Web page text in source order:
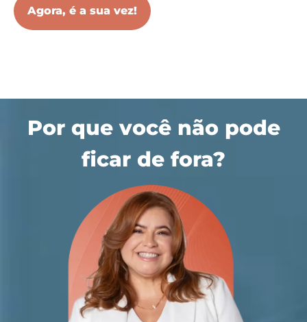
Agora, é a sua vez!
Por que você não pode
ficar de fora?